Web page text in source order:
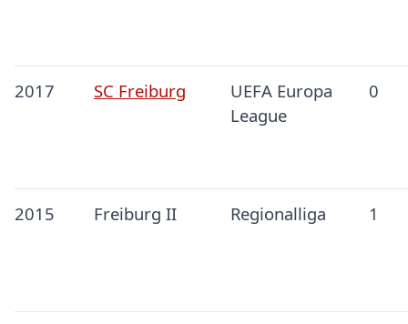
2017 SC Freiburg
UEFA Europa
League
0
2015 Freiburg II Regionalliga 1